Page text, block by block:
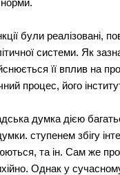
норми.
були реалізовані,
системи. Як
її вплив на
процес, його
думка дією
ступенем збігу
та ін. Сам же
Однак у